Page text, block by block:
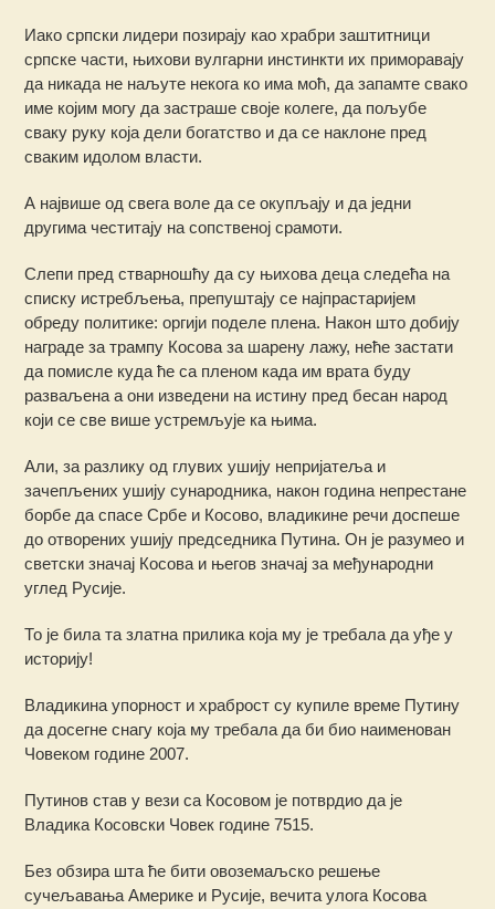
Иако српски лидери позирају као храбри заштитници
српске части, њихови вулгарни инстинкти их приморавају
да никада не наљуте некога ко има моћ, да запамте свако
име којим могу да застраше своје колеге, да пољубе
сваку руку која дели богатство и да се наклоне пред
сваким идолом власти.
А највише од свега воле да се окупљају и да једни
другима честитају на сопственој срамоти.
Слепи пред стварношћу да су њихова деца следећа на
списку истребљења, препуштају се најпрастаријем
обреду политике: оргији поделе плена. Након што добију
награде за трампу Косова за шарену лажу, неће застати
да помисле куда ће са пленом када им врата буду
разваљена а они изведени на истину пред бесан народ
који се све више устремљује ка њима.
Али, за разлику од глувих ушију непријатеља и
зачепљених ушију сународника, након година непрестане
борбе да спасе Србе и Косово, владикине речи доспеше
до отворених ушију председника Путина. Он је разумео и
светски значај Косова и његов значај за међународни
углед Русије.
То је била та златна прилика која му је требала да уђе у
историју!
Владикина упорност и храброст су купиле време Путину
да досегне снагу која му требала да би био наименован
Човеком године 2007.
Путинов став у вези са Косовом је потврдио да је
Владика Косовски Човек године 7515.
Без обзира шта ће бити овоземаљско решење
сучељавања Америке и Русије, вечита улога Косова